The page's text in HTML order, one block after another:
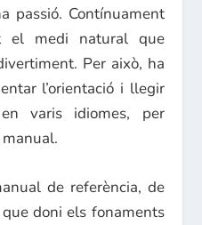
passió. Contínuament
el medi natural que
Per això, ha
l’orientació i llegir
varis idiomes, per
de referència, de
doni els fonaments